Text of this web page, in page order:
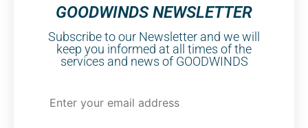
GOODWINDS NEWSLETTER
Subscribe to our Newsletter and we will
keep you informed at all times of the
services and news of GOODWINDS